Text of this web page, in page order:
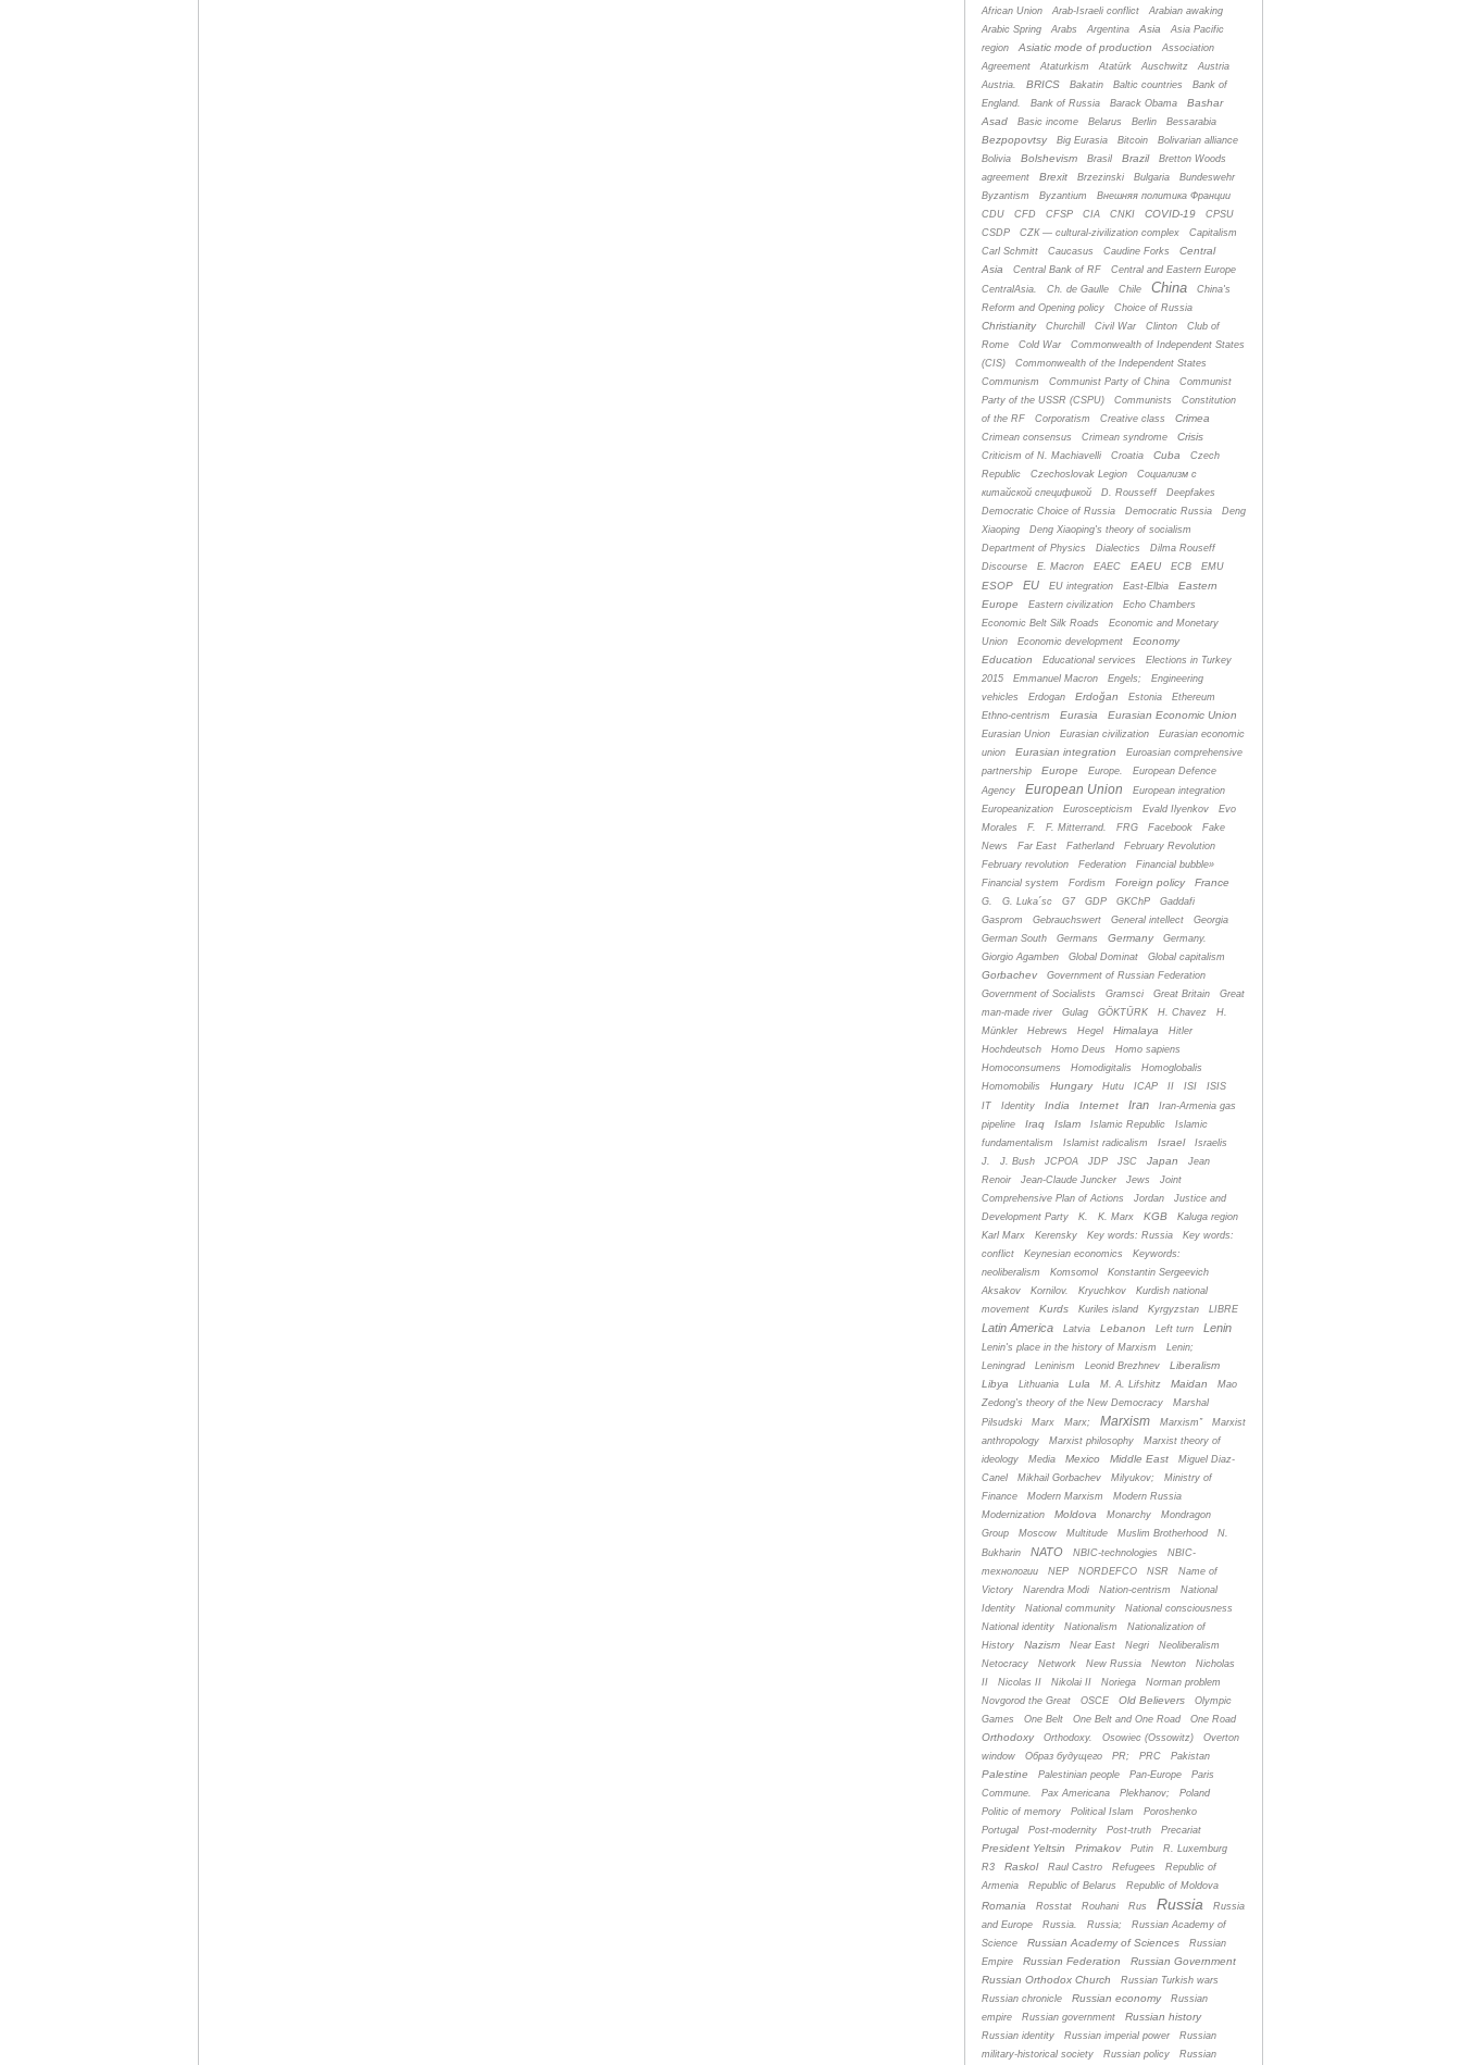
African Union
Arab-Israeli conflict
Arabian awaking
Arabic Spring
Arabs Argentina Asia
Asia Pacific
region
Asiatic mode of production
Association
Agreement
Ataturkism Atatürk Auschwitz
Austria
Austria.
BRICS Bakatin Baltic countries
Bank of
England.
Bank of Russia Barack Obama
Bashar
Asad
Basic income Belarus Berlin Bessarabia
Bezpopovtsy Big Eurasia Bitcoin
Bolivarian alliance
Bolivia
Bolshevism Brasil Brazil
Bretton Woods
agreement
Brexit Brzezinski Bulgaria
Bundeswehr
Byzantism
Byzantium
Bнешняя политика Франции
CDU
CFD CFSP CIA CNKI COVID-19
CPSU
CSDP
CZК — cultural-zivilization complex
Capitalism
Carl Schmitt
Caucasus Caudine Forks
Central
Asia
Central Bank of RF
Central and Eastern Europe
CentralAsia.
Ch. de Gaulle Chile China
China's
Reform and Opening policy
Choice of Russia
Christianity Churchill Civil War Clinton
Club of
Rome
Cold War
Commonwealth of Independent States
(CIS)
Commonwealth of the Independent States
Communism
Communist Party of China
Communist
Party of the USSR (CSPU)
Communists
Constitution
of the RF
Corporatism Creative class Crimea
Crimean consensus Crimean syndrome Crisis
Criticism of N. Machiavelli Croatia Cuba
Czech
Republic
Czechoslovak Legion
Cоциализм с
китайской спецификой
D. Rousseff
Deepfakes
Democratic Choice of Russia
Democratic Russia
Deng
Xiaoping
Deng Xiaoping's theory of socialism
Department of Physics
Dialectics
Dilma Rouseff
Discourse
E. Macron EAEC EAEU ECB EMU
ESOP EU EU integration East-Elbia
Eastern
Europe
Eastern civilization
Echo Chambers
Economic Belt Silk Roads
Economic and Monetary
Union
Economic development
Economy
Education
Educational services
Elections in Turkey
2015
Emmanuel Macron Engels;
Engineering
vehicles
Erdogan Erdoğan Estonia
Ethereum
Ethno-centrism
Eurasia Eurasian Economic Union
Eurasian Union Eurasian civilization
Eurasian economic
union
Eurasian integration
Euroasian comprehensive
partnership
Europe Europe.
European Defence
Agency
European Union
European integration
Europeanization
Euroscepticism Evald Ilyenkov
Evo
Morales
F. F. Mitterrand. FRG Facebook
Fake
News
Far East Fatherland
February Revolution
February revolution
Federation
Financial bubble»
Financial system
Fordism Foreign policy France
G. G. Luka´sc G7 GDP GKChP
Gaddafi
Gasprom
Gebrauchswert General intellect
Georgia
German South
Germans Germany
Germany.
Giorgio Agamben
Global Dominat Global capitalism
Gorbachev
Government of Russian Federation
Government of Socialists
Gramsci Great Britain
Great
man-made river
Gulag GÖKTÜRK H. Chavez
H.
Münkler
Hebrews Hegel Himalaya
Hitler
Hochdeutsch
Homo Deus
Homo sapiens
Homoconsumens
Homodigitalis
Homoglobalis
Homomobilis
Hungary Hutu ICAP II ISI
ISIS
IT
Identity India Internet Iran
Iran-Armenia gas
pipeline
Iraq Islam Islamic Republic
Islamic
fundamentalism
Islamist radicalism Israel
Israelis
J.
J. Bush JCPOA JDP JSC Japan
Jean
Renoir
Jean-Claude Juncker Jews
Joint
Comprehensive Plan of Actions
Jordan
Justice and
Development Party
K. K. Marx KGB
Kaluga region
Karl Marx
Kerensky Key words: Russia
Key words:
conflict
Keynesian economics
Keywords:
neoliberalism
Komsomol
Konstantin Sergeevich
Aksakov
Kornilov. Kryuchkov
Kurdish national
movement
Kurds Kuriles island Kyrgyzstan LIBRE
Latin America Latvia Lebanon Left turn Lenin
Lenin's place in the history of Marxism
Lenin;
Leningrad
Leninism Leonid Brezhnev
Liberalism
Libya
Lithuania Lula M. A. Lifshitz Maidan
Mao
Zedong's theory of the New Democracy
Marshal
Pilsudski
Marx Marx; Marxism Marxism”
Marxist
anthropology
Marxist philosophy
Marxist theory of
ideology
Media Mexico Middle East
Miguel Diaz-
Canel
Mikhail Gorbachev Milyukov;
Ministry of
Finance
Modern Marxism
Modern Russia
Modernization
Moldova Monarchy
Mondragon
Group
Moscow Multitude Muslim Brotherhood
N.
Bukharin
NATO NBIC-technologies
NBIC-
технологии
NEP NORDEFCO NSR
Name of
Victory
Narendra Modi Nation-centrism
National
Identity
National community
National consciousness
National identity
Nationalism
Nationalization of
History
Nazism Near East Negri
Neoliberalism
Netocracy
Network New Russia Newton
Nicholas
II
Nicolas II Nikolai II Noriega
Norman problem
Novgorod the Great
OSCE Old Believers
Olympic
Games
One Belt One Belt and One Road One Road
Orthodoxy Orthodoxy. Osowiec (Ossowitz)
Overton
window
Oбраз будущего PR; PRC Pakistan
Palestine Palestinian people Pan-Europe
Paris
Commune.
Pax Americana Plekhanov;
Poland
Politic of memory
Political Islam
Poroshenko
Portugal
Post-modernity Post-truth Precariat
President Yeltsin Primakov Putin
R. Luxemburg
R3
Raskol Raul Castro Refugees
Republic of
Armenia
Republic of Belarus Republic of Moldova
Romania Rosstat Rouhani Rus Russia
Russia
and Europe
Russia. Russia;
Russian Academy of
Science
Russian Academy of Sciences
Russian
Empire
Russian Federation
Russian Government
Russian Orthodox Church
Russian Turkish wars
Russian chronicle
Russian economy
Russian
empire
Russian government Russian history
Russian identity Russian imperial power
Russian
military-historical society
Russian policy Russian